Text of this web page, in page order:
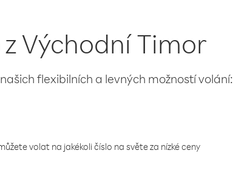
Východní Timor
flexibilních a levných možností volání:
volat na jakékoli číslo na světe za nízké ceny